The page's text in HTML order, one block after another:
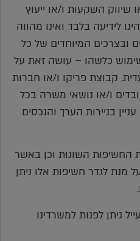
שיווק השקעות ו/או ייעוץ
לידיעה בלבד ואינו מהווה
ובצרכים המיוחדים של כל
כלשהו – עושה זאת על
קבוצת פריקו ו/או חברות
ו/או נושאי משרה בכל
בניירות הערך והנכסים
החשיפות השונות וכן באשר
מנת לגדר חשיפות אלו ניתן
ניתן לפנות למשרדינו